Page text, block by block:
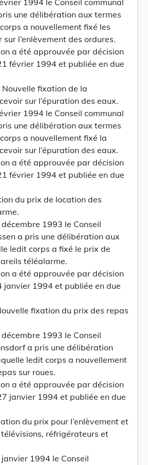
1994 le Conseil communal
une délibération aux termes
a nouvellement fixé les
l’enlèvement des ordures.
a été approuvée par décision
février 1994 et publiée en due
Nouvelle fixation de la
sur l’épuration des eaux.
1994 le Conseil communal
une délibération aux termes
a nouvellement fixé la
sur l’épuration des eaux.
a été approuvée par décision
février 1994 et publiée en due
du prix de location des
1993 le Conseil
a pris une délibération aux
ledit corps a fixé le prix de
téléalarme.
a été approuvée par décision
janvier 1994 et publiée en due
fixation du prix des repas
1993 le Conseil
a pris une délibération
ledit corps a nouvellement
sur roues.
a été approuvée par décision
janvier 1994 et publiée en due
du prix pour l’enlèvement et
réfrigérateurs et
1994 le Conseil